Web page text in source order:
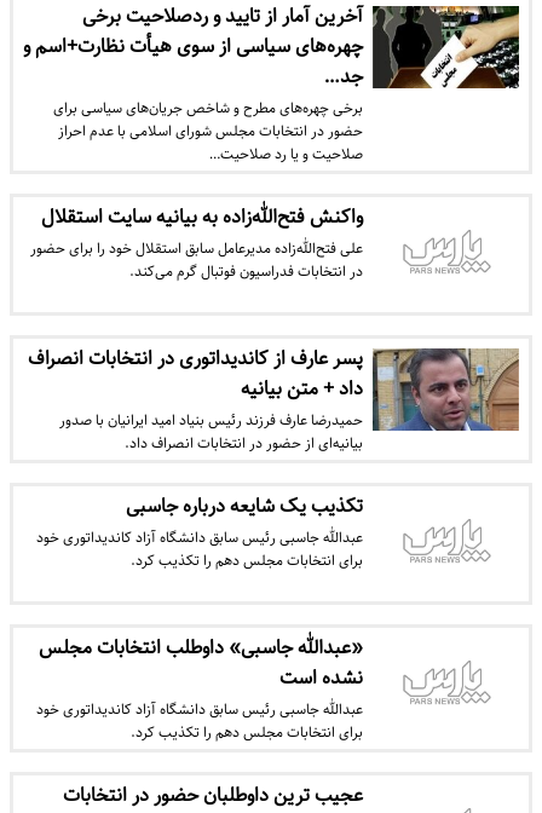
آخرین آمار از تایید و ردصلاحیت‌ برخی
چهره‌های سیاسی از سوی هیأت‌ نظارت+اسم و
جد…
برخی چهره‌های مطرح و شاخص جریان‌های سیاسی برای
حضور در انتخابات مجلس شورای اسلامی با عدم احراز
صلاحیت و یا رد صلاحیت…
واکنش فتح‌الله‌زاده به بیانیه سایت استقلال
علی فتح‌الله‌زاده مدیرعامل سابق استقلال خود را برای حضور
در انتخابات فدراسیون فوتبال گرم می‌کند.
پسر عارف از کاندیداتوری در انتخابات انصراف
داد + متن بیانیه
حمیدرضا عارف فرزند رئیس بنیاد امید ایرانیان با صدور
بیانیه‌ای از حضور در انتخابات انصراف داد.
تکذیب یک شایعه درباره جاسبی
عبدالله جاسبی رئیس سابق دانشگاه آزاد کاندیداتوری خود
برای انتخابات مجلس دهم را تکذیب کرد.
«عبدالله جاسبی» داوطلب انتخابات مجلس
نشده است
عبدالله جاسبی رئیس سابق دانشگاه آزاد کاندیداتوری خود
برای انتخابات مجلس دهم را تکذیب کرد.
عجیب ترین داوطلبان حضور در انتخابات